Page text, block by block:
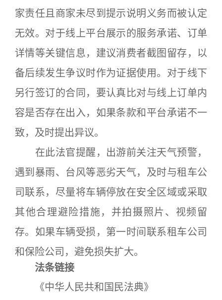
家责任且商家未尽到提示说明义务而被认定
无效。对于线上平台展示的服务承诺、订单
详情等关键信息，建议消费者截图留存，以
备后续发生争议时作为证据使用。对于线下
另行签订的合同，要认真比对与线上订单内
容是否存在出入，如果条款和平台承诺不一
致，及时提出异议。
在此法官提醒，出游前关注天气预警，
遇到暴雨、台风等恶劣天气，及时与租车公
司联系，尽量将车辆停放在安全区域或采取
其他合理避险措施，并拍摄照片、视频留
存。如果车辆受损，第一时间联系租车公司
和保险公司，避免损失扩大。
法条链接
《中华人民共和国民法典》